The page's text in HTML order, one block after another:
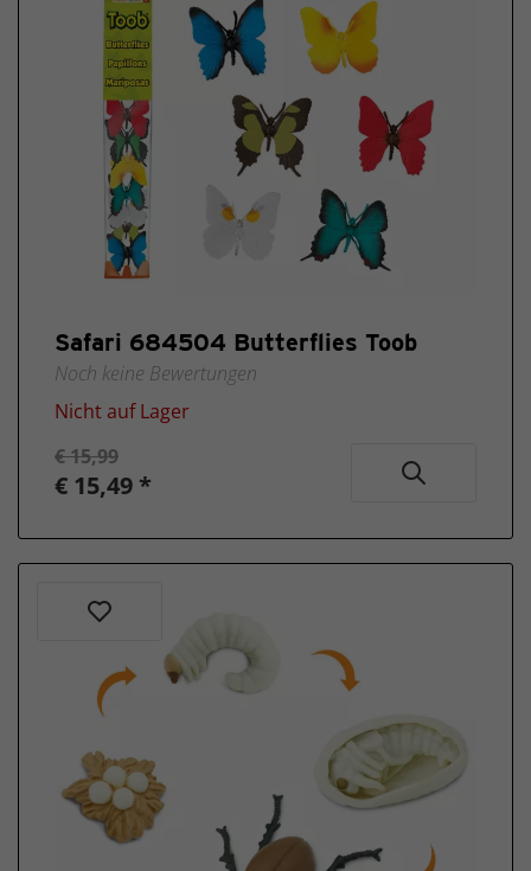
Safari 684504 Butterflies Toob
Noch keine Bewertungen
Nicht auf Lager
€ 15,99
€ 15,49 *